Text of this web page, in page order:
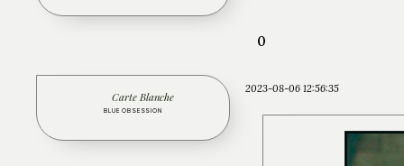
0
2023-08-06 12:56:35
Carte Blanche
BLUE OBSESSION